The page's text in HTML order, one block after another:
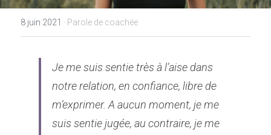
FATIGUE, EPUISEMENT
POST BURNOUT
CO-DEV
OUTILS
BLOG
AVIS
PRENDRE RDV
8 juin 2021 · Parole de coachée
Je me suis sentie très à l’aise dans
notre relation, en confiance, libre de
m’exprimer. A aucun moment, je me
suis sentie jugée, au contraire, je me